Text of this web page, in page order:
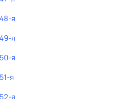
я
я
я
я
я